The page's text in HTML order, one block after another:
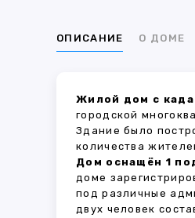
ОПИСАНИЕ О ДОМЕ
Жилой дом с
городской
Здание было
количества
Дом оснащён 1
доме
под различные
двух человек